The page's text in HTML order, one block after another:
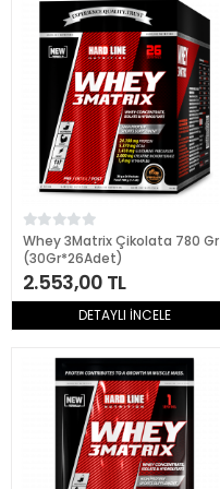
Whey 3Matrix Çikolata 780 Gr
(30Gr*26Adet)
2.553,00 TL
DETAYLI İNCELE